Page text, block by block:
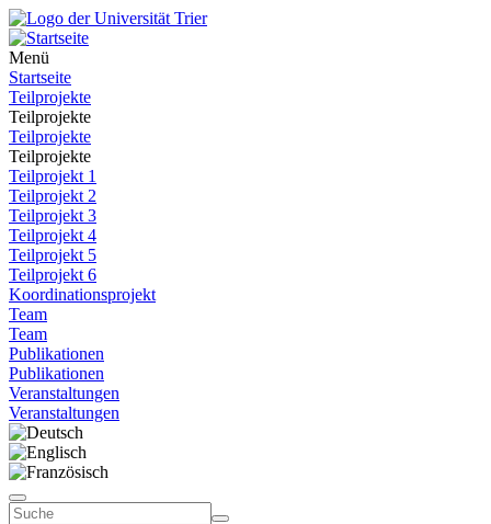
Menü
Startseite
Teilprojekte
Teilprojekte
Teilprojekte
Teilprojekte
Teilprojekt 1
Teilprojekt 2
Teilprojekt 3
Teilprojekt 4
Teilprojekt 5
Teilprojekt 6
Koordinationsprojekt
Team
Team
Publikationen
Publikationen
Veranstaltungen
Veranstaltungen